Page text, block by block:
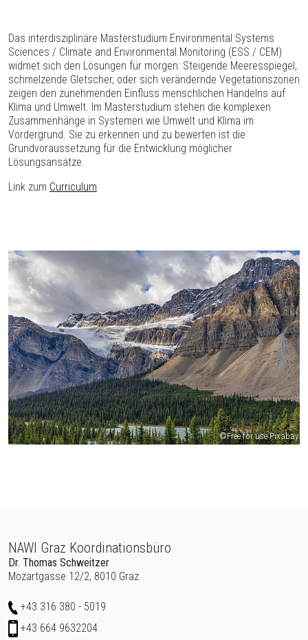
Das interdisziplinäre Masterstudium Environmental Systems
Sciences / Climate and Environmental Monitoring (ESS / CEM)
widmet sich den Lösungen für morgen: Steigende Meeresspiegel,
schmelzende Gletscher, oder sich verändernde Vegetationszonen
zeigen den zunehmenden Einfluss menschlichen Handelns auf
Klima und Umwelt. Im Masterstudium stehen die komplexen
Zusammenhänge in Systemen wie Umwelt und Klima im
Vordergrund. Sie zu erkennen und zu bewerten ist die
Grundvoraussetzung für die Entwicklung möglicher
Lösungsansätze.
Link zum Curriculum
©Free for use Pixabay
Beginn des Seitenbereichs: Zusatzinformationen:
NAWI Graz Koordinationsbüro
Dr. Thomas Schweitzer
Mozartgasse 12/2, 8010 Graz
Telefon
+43 316 380 - 5019
Mobil+43 664 9632204